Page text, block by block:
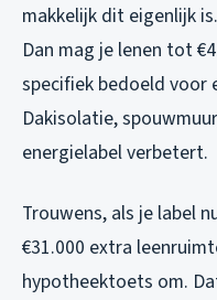
makkelijk dit eigenlijk
Dan mag je lenen tot
specifiek bedoeld voor
Dakisolatie,
energielabel verbetert.
Trouwens, als je label
€31.000 extra
hypotheektoets om.